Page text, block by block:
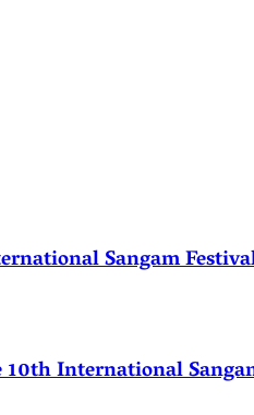
Sangam
10th International